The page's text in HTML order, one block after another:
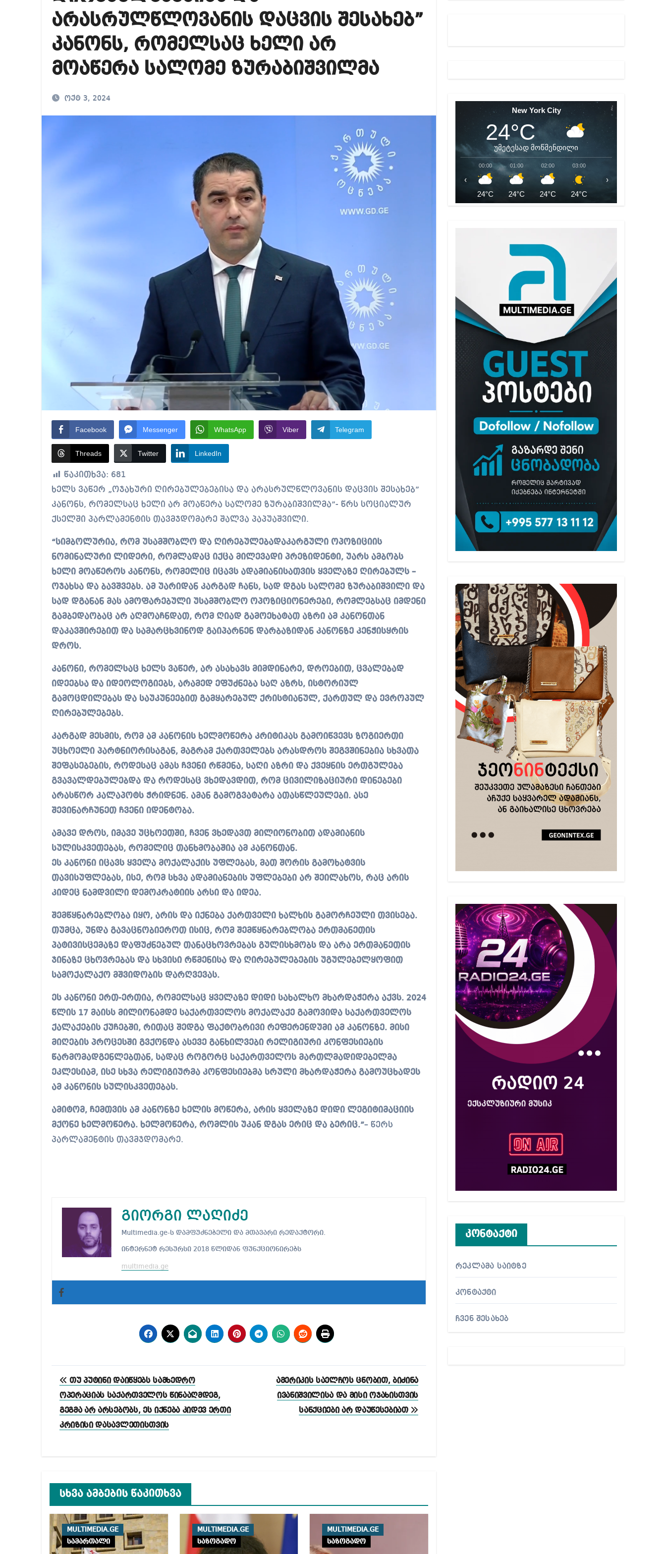
იმდენად დიდია საზოგადოებაში აგრესია, რომ ბოლოს, შეიძლება ტრაგიკულ შედეგებამდე მივიდეთ – ირმა ინაშვილი
ნია იმნაძეს ბრალი ოფიციალურად წაუყენეს – აღნიშნული მუხლი 13 წლამდე პატიმრობას ითვალისწინებს
არასრულწლოვანის დაცვის შესახებ”
კანონს, რომელსაც ხელი არ
მოაწერა სალომე ზურაბიშვილმა
ოქტ 3, 2024
Facebook Messenger WhatsApp Viber Telegram
Threads Twitter LinkedIn
წაკითხვა: 681
ხელს ვაწერ „ოჯახური ღირებულებებისა და არასრულწლოვანის დაცვის შესახებ”
კანონს, რომელსაც ხელი არ მოაწერა სალომე ზურაბიშვილმა”- წრს სოციალურ
ქსელში პარლამენტის თავმჯდომარე შალვა პაპუაშვილი.
“სიმბოლურია, რომ უსამშობლო და ღირებულებადაკარგული ოპოზიციის
ნომინალური ლიდერი, რომლადაც იქცა მილევადი პრეზიდენტი, უარს ამბობს
ხელი მოაწეროს კანონს, რომელიც იცავს ადამიანისათვის ყველაზე ღირებულს –
ოჯახსა და ბავშვებს. ამ უარიდან კარგად ჩანს, სად დგას სალომე ზურაბიშვილი და
სად დგანან მას ამოფარებული უსამშობლო ოპოზიციონერები, რომლებსაც იმდენი
გამბედაობაც არ აღმოაჩნდათ, რომ ღიად გამოეხატათ აზრი ამ კანონთან
დაკავშირებით და სამარცხვინოდ გაიპარნენ დარბაზიდან კანონზე კენჭისყრის
დროს.
კანონი, რომელსაც ხელს ვაწერ, არ ასახავს მიმდინარე, დროებით, ცვალებად
იდეებსა და იდეოლოგიებს, არამედ ეფუძნება საღ აზრს, ისტორიულ
გამოცდილებას და საუკუნეებით გამყარებულ ქრისტიანულ, ქართულ და ევროპულ
ღირებულებებს.
კარგად მესმის, რომ ამ კანონის ხელმოწერა კრიტიკას გამოიწვევს ზოგიერთი
უცხოელი პარტნიორისაგან, მაგრამ ქართველებს არასდროს შეგვშინებია სხვათა
შეფასებების, როდესაც ამას ჩვენი რწმენა, საღი აზრი და ქვეყნის ერთგულება
გვავალდებულებდა და როდესაც ვხედავდით, რომ ცივილიზაციური დინებები
არასწორ კალაპოტს ჭრიდნენ. ამან გამოგვატარა ათასწლეულები. ასე
შევინარჩუნეთ ჩვენი იდენტობა.
ამავე დროს, იმავე უცხოეთში, ჩვენ ვხედავთ მილიონობით ადამიანის
სულისკვეთებას, რომელიც თანხმობაშია ამ კანონთან.
ეს კანონი იცავს ყველა მოქალაქის უფლებას, მათ შორის გამოხატვის
თავისუფლებას, ისე, რომ სხვა ადამიანების უფლებები არ შეილახოს, რაც არის
კიდეც ნამდვილი დემოკრატიის არსი და იდეა.
შემწყნარებლობა იყო, არის და იქნება ქართველი ხალხის გამორჩეული თვისება.
თუმცა, უნდა გავაცნობიეროთ ისიც, რომ შემწყნარებლობა ერთმანეთის
პატივისცემაზე დაფუძნებულ თანაცხოვრებას გულისხმობს და არა ერთმანეთის
ჯინაზე ცხოვრებას და სხვისი რწმენისა და ღირებულებების უგულებელყოფით
სამოქალაქო მშვიდობის დარღვევას.
ეს კანონი ერთ-ერთია, რომელსაც ყველაზე დიდი სახალხო მხარდაჭერა აქვს. 2024
წლის 17 მაისს მილიონამდე საქართველოს მოქალაქე გამოვიდა საქართველოს
ქალაქების ქუჩებში, რითაც შედგა ფაქტობრივი რეფერენდუმი ამ კანონზე. მისი
მიღების პროცესში გვქონდა ასევე განხილვები რელიგიური კონფესიების
წარმომადგენლებთან, სადაც როგორც საქართველოს მართლმადიდებელმა
ეკლესიამ, ისე სხვა რელიგიურმა კონფესიებმა სრული მხარდაჭერა გამოუცხადეს
ამ კანონის სულისკვეთებას.
ამიტომ, ჩემთვის ამ კანონზე ხელის მოწერა, არის ყველაზე დიდი ლეგიტიმაციის
მქონე ხელმოწერა. ხელმოწერა, რომლის უკან დგას ერიც და ბერიც.”– წერს
პარლამენტის თავმჯდომარე.
გიორგი ლაღიძე
Multimedia.ge-ს დამფუძნებელი და მთავარი რედაქტორი.
ინტერნეტ რესურსი 2018 წლიდან ფუნქციონირებს
multimedia.ge
პოსტის
ნავიგაცია
თუ პუტინი დაიწყებს სამხედრო
ოპერაციას საქართველოს წინააღმდეგ,
გეგმა არ არსებობს, ეს იქნება კიდევ ერთი
კრიზისი დასავლეთისთვის
ამერიკის საელჩოს ცნობით, ბიძინა
ივანიშვილისა და მისი ოჯახისთვის
სანქციები არ დაუწესებიათ
სხვა ამბების წაკითხვა
MULTIMEDIA.GE
სამართალი
MULTIMEDIA.GE
საზოგადო
MULTIMEDIA.GE
საზოგადო
New York City
24°C
უმეტესად მოწმენდილი
00:00
24°C
01:00
24°C
02:00
24°C
03:00
24°C
‹ ›
კონტაქტი
რეკლამა საიტზე
კონტაქტი
ჩვენ შესახებ